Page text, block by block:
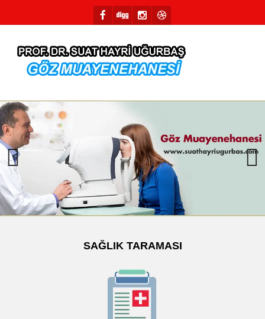
Previous
SAĞLIK TARAMASI